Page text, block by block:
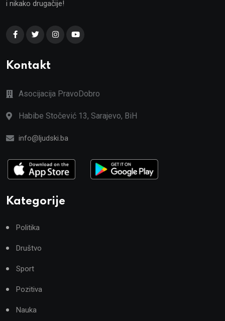
i nikako drugačije!
Kontakt
Asocijacija PravoDobro
Habibe Stočević 13, Sarajevo, BiH
info@ljudski.ba
Kategorije
Politika
Društvo
Sport
Pozitiva
Nauka